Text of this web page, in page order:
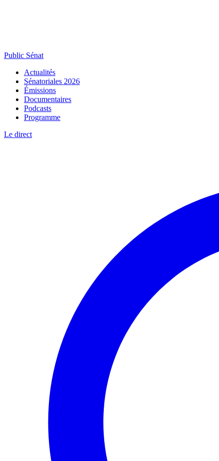
Public Sénat
Actualités
Sénatoriales 2026
Émissions
Documentaires
Podcasts
Programme
Le direct